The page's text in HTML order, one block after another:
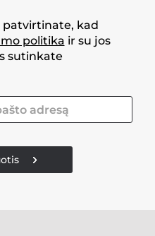
patvirtinate, kad
politika ir su jos
sutinkate